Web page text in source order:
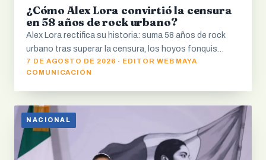
¿Cómo Alex Lora convirtió la censura
en 58 años de rock urbano?
Alex Lora rectifica su historia: suma 58 años de rock
urbano tras superar la censura, los hoyos fonquis…
7 DE AGOSTO DE 2026 · EDITOR WEB MAYA
COMUNICACIÓN
NACIONAL